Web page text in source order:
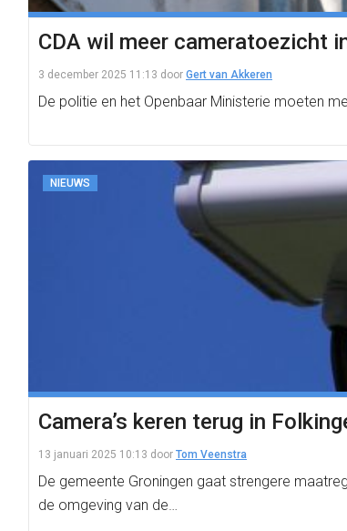
CDA wil meer cameratoezicht
3 december 2025 11:13 door Gert van Akkeren
De politie en het Openbaar Ministerie moeten
NIEUWS
Camera’s keren terug in
13 januari 2025 10:13 door Tom Veenstra
De gemeente Groningen gaat strengere
de omgeving van de…